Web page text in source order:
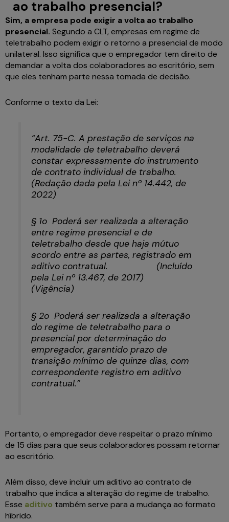
ao trabalho presencial?
Sim, a empresa pode exigir a volta ao trabalho
presencial. Segundo a CLT, empresas em regime de
teletrabalho podem exigir o retorno a presencial de modo
unilateral. Isso significa que o empregador tem direito de
demandar a volta dos colaboradores ao escritório, sem
que eles tenham parte nessa tomada de decisão.
Conforme o texto da Lei:
“Art. 75-C. A prestação de serviços na
modalidade de teletrabalho deverá
constar expressamente do instrumento
de contrato individual de trabalho.
(Redação dada pela Lei nº 14.442, de
2022)
§ 1o Poderá ser realizada a alteração
entre regime presencial e de
teletrabalho desde que haja mútuo
acordo entre as partes, registrado em
aditivo contratual. (Incluído
pela Lei nº 13.467, de 2017)
(Vigência)
§ 2o Poderá ser realizada a alteração
do regime de teletrabalho para o
presencial por determinação do
empregador, garantido prazo de
transição mínimo de quinze dias, com
correspondente registro em aditivo
contratual.”
Portanto, o empregador deve respeitar o prazo mínimo
de 15 dias para que seus colaboradores possam retornar
ao escritório.
Além disso, deve incluir um aditivo ao contrato de
trabalho que indica a alteração do regime de trabalho.
Esse aditivo também serve para a mudança ao formato
híbrido.